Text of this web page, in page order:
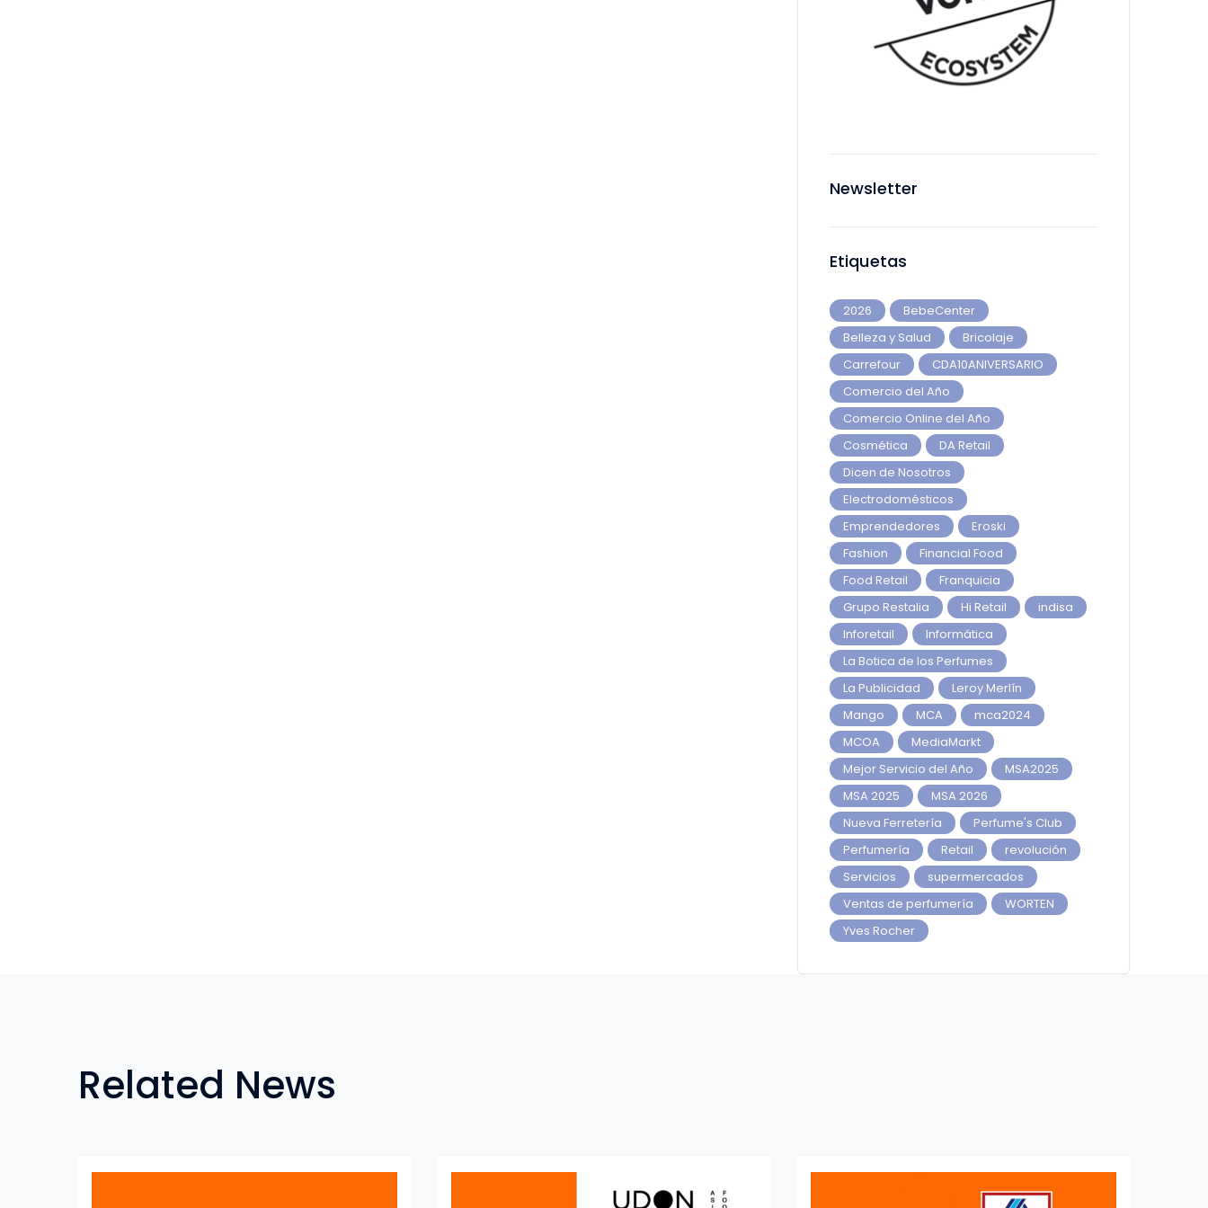
Newsletter
Etiquetas
2026
BebeCenter
Belleza y Salud
Bricolaje
Carrefour
CDA10ANIVERSARIO
Comercio del Año
Comercio Online del Año
Cosmética
DA Retail
Dicen de Nosotros
Electrodomésticos
Emprendedores
Eroski
Fashion
Financial Food
Food Retail
Franquicia
Grupo Restalia
Hi Retail
indisa
Inforetail
Informática
La Botica de los Perfumes
La Publicidad
Leroy Merlín
Mango
MCA
mca2024
MCOA
MediaMarkt
Mejor Servicio del Año
MSA2025
MSA 2025
MSA 2026
Nueva Ferretería
Perfume's Club
Perfumería
Retail
revolución
Servicios
supermercados
Ventas de perfumería
WORTEN
Yves Rocher
Related News